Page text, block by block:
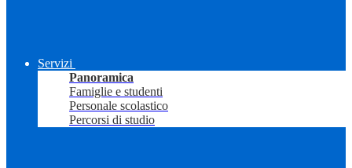
Servizi
Panoramica
Famiglie e studenti
Personale scolastico
Percorsi di studio